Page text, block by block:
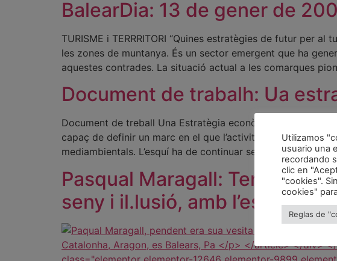
BalearDia: 13 de gener de
TURISME i TERRRITORI “Quines estratègies de futur per
les zones de muntanya. És un sector emergent que ha
aquestes contrades. La situació actual a les comarques
Document de trabalh: Ua
Document de treball Una Estratègia econòmica i territorial
capaç de definir un marc en el que l’activitat econòmica,
mediambientals. L’esquí ha de continuar sent el […]
Pasqual Maragall: Tenim els
seny i il.lusió, amb l’esperit
Utilizamos
usuario una
recordando
clic en
"cookies".
cookies"
Reglas de